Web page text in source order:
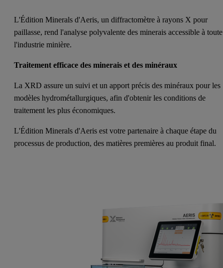
L'Édition Minerals d'Aeris, un diffractomètre à rayons X pour
paillasse, rend l'analyse polyvalente des minerais accessible à toute
l'industrie minière.
Traitement efficace des minerais et des minéraux
La XRD assure un suivi et un apport précis des minéraux pour les
modèles hydrométallurgiques, afin d'obtenir les conditions de
traitement les plus économiques.
L'Édition Minerals d'Aeris est votre partenaire à chaque étape du
processus de production, des matières premières au produit final.